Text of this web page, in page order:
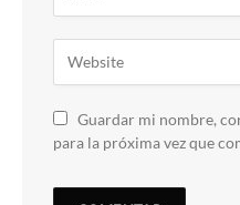
Guardar mi nombre,
para la próxima vez que